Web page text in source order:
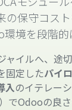
の保守コス
境を段階的
ャイルへ、途
固定したパイ
入のイテレー
でOdooの良さ